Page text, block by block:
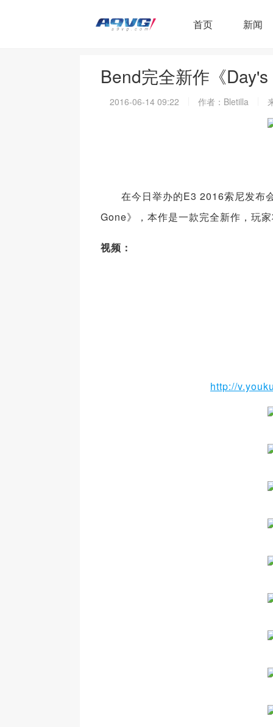
首页 新闻
Bend完全新作《
2016-06-14 09:22 作者：Bletilla
在今日举办的E3 2016索尼发布会
Gone》，本作是一款完全新作，玩
视频：
http://